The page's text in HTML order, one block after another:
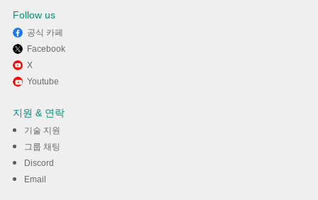
Follow us
공식 카페
Facebook
X
Youtube
지원 & 연락
기술 지원
그룹 채팅
Discord
Email